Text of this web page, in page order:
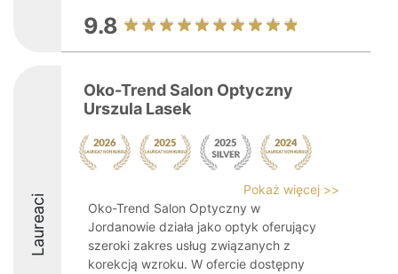
9.8
Laureaci
Oko-Trend Salon Optyczny
Urszula Lasek
Pokaż więcej >>
Oko-Trend Salon Optyczny w
Jordanowie działa jako optyk oferujący
szeroki zakres usług związanych z
korekcją wzroku. W ofercie dostępny